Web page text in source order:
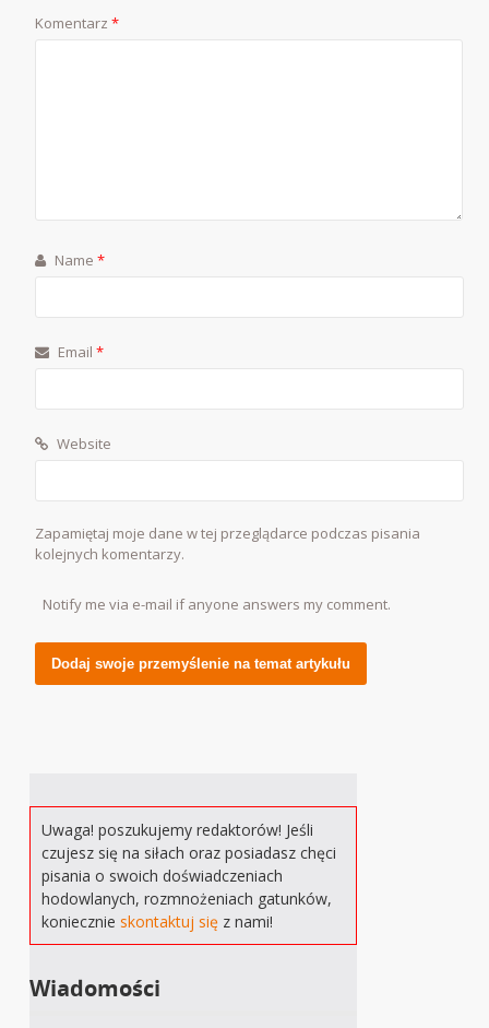
Komentarz*
Name*
Email*
Website
Zapamiętaj moje dane w tej przeglądarce podczas pisania
kolejnych komentarzy.
Notify me via e-mail if anyone answers my comment.
Uwaga! poszukujemy redaktorów! Jeśli
czujesz się na siłach oraz posiadasz chęci
pisania o swoich doświadczeniach
hodowlanych, rozmnożeniach gatunków,
koniecznieskontaktuj się z nami!
Wiadomości